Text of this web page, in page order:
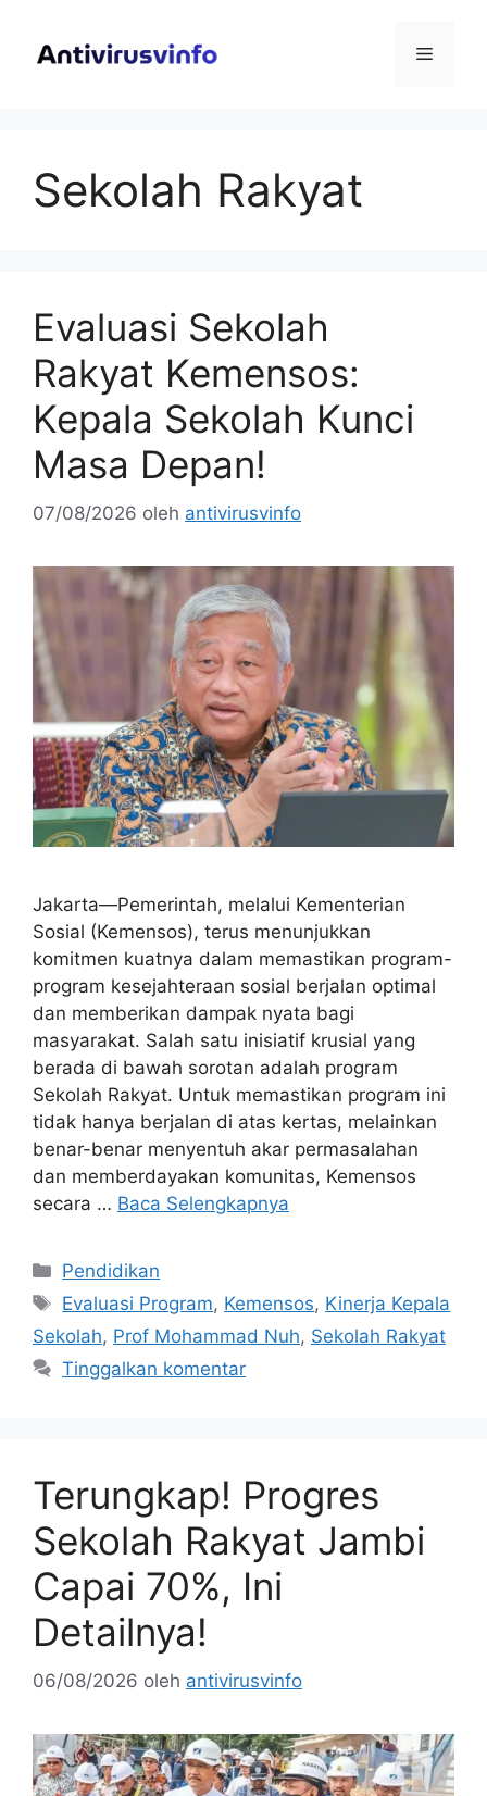
Menu
Sekolah Rakyat
Evaluasi Sekolah
Rakyat Kemensos:
Kepala Sekolah Kunci
Masa Depan!
07/08/2026 oleh antivirusvinfo
Jakarta—Pemerintah, melalui Kementerian
Sosial (Kemensos), terus menunjukkan
komitmen kuatnya dalam memastikan program-
program kesejahteraan sosial berjalan optimal
dan memberikan dampak nyata bagi
masyarakat. Salah satu inisiatif krusial yang
berada di bawah sorotan adalah program
Sekolah Rakyat. Untuk memastikan program ini
tidak hanya berjalan di atas kertas, melainkan
benar-benar menyentuh akar permasalahan
dan memberdayakan komunitas, Kemensos
secara … Baca Selengkapnya
Kategori
Pendidikan
Tag
Evaluasi Program, Kemensos, Kinerja Kepala
Sekolah, Prof Mohammad Nuh, Sekolah Rakyat
Tinggalkan komentar
Terungkap! Progres
Sekolah Rakyat Jambi
Capai 70%, Ini
Detailnya!
06/08/2026 oleh antivirusvinfo